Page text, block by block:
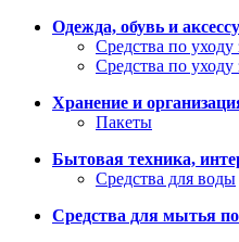
Одежда, обувь и
Средства по уходу
Средства по уходу
Хранение и
Пакеты
Бытовая техника,
Средства для воды
Средства для мытья